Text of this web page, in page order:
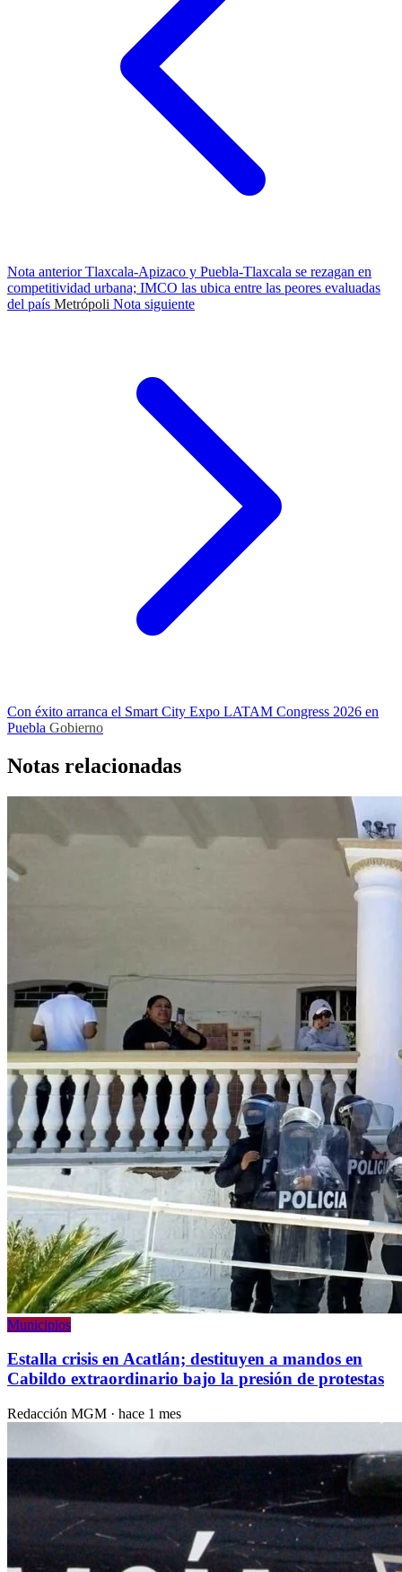
Nota anteriorTlaxcala-Apizaco y Puebla-Tlaxcala se rezagan en
competitividad urbana; IMCO las ubica entre las peores evaluadas
del país Metrópoli Nota siguiente
Con éxito arranca el Smart City Expo LATAM Congress 2026 en
Puebla Gobierno
Notas relacionadas
Municipios
Estalla crisis en Acatlán; destituyen a mandos en
Cabildo extraordinario bajo la presión de protestas
Redacción MGM · hace 1 mes